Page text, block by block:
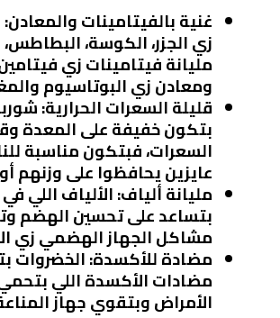
غنية بالفيتامينات والمعادن:
زي الجزر، الكوسة، البطاطس،
ومعادن زي البوتاسيوم
قليلة السعرات الحرارية:
بتكون خفيفة على المعدة
السعرات، فبتكون مناسبة
عايزين يحافظوا على وزنهم
مليانة ألياف: الألياف اللي
بتساعد على تحسين الهضم
مشاكل الجهاز الهضمي زي
مضادة للأكسدة: الخضروات
مضادات الأكسدة اللي
الأمراض وبتقوي جهاز